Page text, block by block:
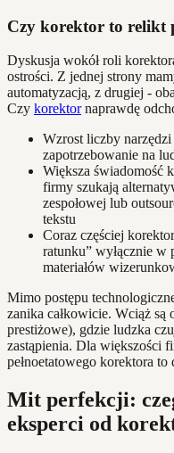
Czy korektor to relikt
Dyskusja wokół roli
ostrości. Z jednej strony
automatyzacją, z drugiej -
Czy korektornaprawdę
Wzrost liczby narzędzi
zapotrzebowanie na
Większa świadomość
firmy szukają
zespołowej lub
tekstu
Coraz częściej
ratunku” wyłącznie
materiałów
Mimo postępu
zanika całkowicie. Wciąż
prestiżowe), gdzie ludzka
zastąpienia. Dla większości
pełnoetatowego korektora
Mit perfekcji:
eksperci od